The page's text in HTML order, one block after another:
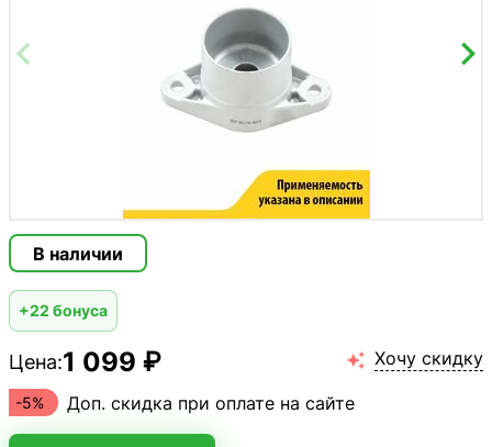
В наличии
+22 бонуса
Цена:1 099 ₽  Хочу скидку
-5% Доп. скидка при оплате на сайте